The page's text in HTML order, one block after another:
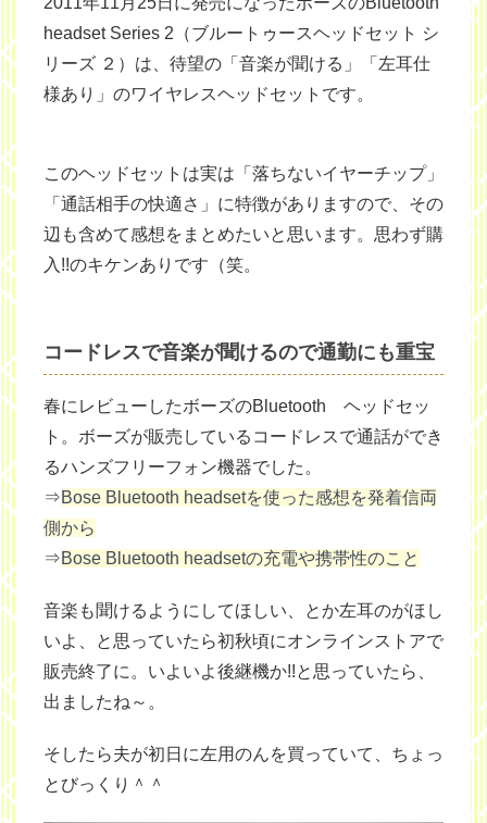
headset Series 2（ブルートゥースヘッドセット シ
リーズ ２）は、待望の「音楽が聞ける」「左耳仕
様あり」のワイヤレスヘッドセットです。
このヘッドセットは実は「落ちないイヤーチップ」
「通話相手の快適さ」に特徴がありますので、その
辺も含めて感想をまとめたいと思います。思わず購
入!!のキケンありです（笑。
コードレスで音楽が聞けるので通勤にも重宝
春にレビューしたボーズのBluetooth ヘッドセッ
ト。ボーズが販売しているコードレスで通話ができ
るハンズフリーフォン機器でした。
⇒Bose Bluetooth headsetを使った感想を発着信両
側から
⇒Bose Bluetooth headsetの充電や携帯性のこと
音楽も聞けるようにしてほしい、とか左耳のがほし
いよ、と思っていたら初秋頃にオンラインストアで
販売終了に。いよいよ後継機か!!と思っていたら、
出ましたね～。
そしたら夫が初日に左用のんを買っていて、ちょっ
とびっくり＾＾